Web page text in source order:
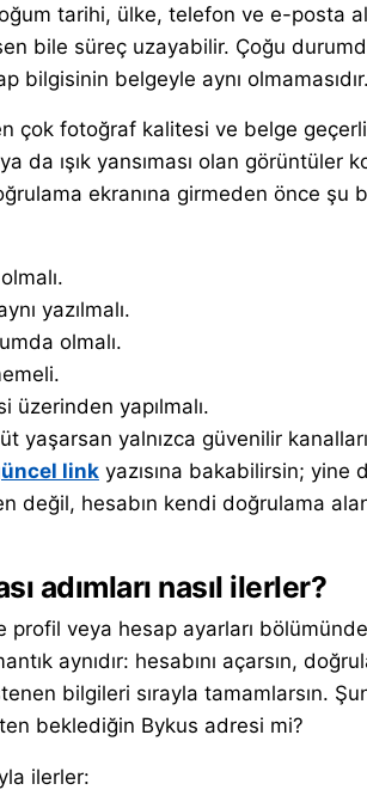
tarihi, ülke, telefon ve e-posta
bile süreç uzayabilir. Çoğu
bilgisinin belgeyle aynı olmamasıdır.
çok fotoğraf kalitesi ve belge
da ışık yansıması olan görüntüler
ekranına girmeden önce şu
yazılmalı.
olmalı.
üzerinden yapılmalı.
yaşarsan yalnızca güvenilir
linkyazısına bakabilirsin; yine
değil, hesabın kendi doğrulama
adımları nasıl ilerler?
profil veya hesap ayarları
aynıdır: hesabını açarsın,
bilgileri sırayla tamamlarsın.
beklediğin Bykus adresi mi?
ilerler: